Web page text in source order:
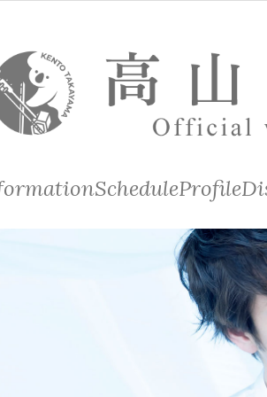
ScheduleProfile